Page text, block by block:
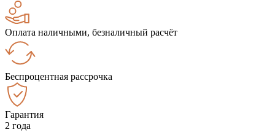
Оплата наличными, безналичный расчёт
Беспроцентная рассрочка
Гарантия
2 года